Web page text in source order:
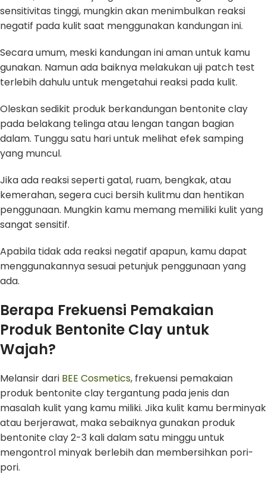
sensitivitas tinggi, mungkin akan menimbulkan reaksi
negatif pada kulit saat menggunakan kandungan ini.
Secara umum, meski kandungan ini aman untuk kamu
gunakan. Namun ada baiknya melakukan uji patch test
terlebih dahulu untuk mengetahui reaksi pada kulit.
Oleskan sedikit produk berkandungan bentonite clay
pada belakang telinga atau lengan tangan bagian
dalam. Tunggu satu hari untuk melihat efek samping
yang muncul.
Jika ada reaksi seperti gatal, ruam, bengkak, atau
kemerahan, segera cuci bersih kulitmu dan hentikan
penggunaan. Mungkin kamu memang memiliki kulit yang
sangat sensitif.
Apabila tidak ada reaksi negatif apapun, kamu dapat
menggunakannya sesuai petunjuk penggunaan yang
ada.
Berapa Frekuensi Pemakaian
Produk Bentonite Clay untuk
Wajah?
Melansir dari BEE Cosmetics, frekuensi pemakaian
produk bentonite clay tergantung pada jenis dan
masalah kulit yang kamu miliki. Jika kulit kamu berminyak
atau berjerawat, maka sebaiknya gunakan produk
bentonite clay 2-3 kali dalam satu minggu untuk
mengontrol minyak berlebih dan membersihkan pori-
pori.